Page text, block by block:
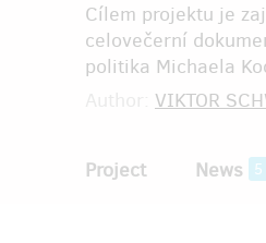
Cílem projektu je
celovečerní
politika Michaela
VIKTOR
Project News 5